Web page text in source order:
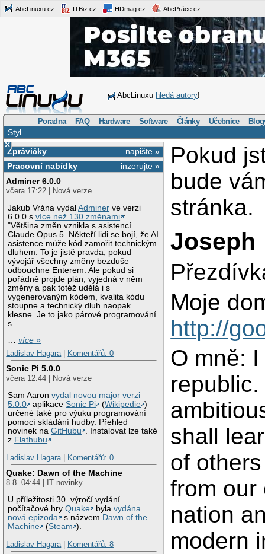
AbcLinuxu.cz ITBiz.cz HDmag.cz AbcPráce.cz
AbcLinuxu hledá autory!
Poradna FAQ Hardware Software Články Učebnice
Styl
×
napište »
Zprávičky
inzerujte »
Pracovní nabídky
Adminer 6.0.0
včera 17:22 | Nová verze
Jakub Vrána vydalAdminer ve verzi
6.0.0 svíce než 130 změnami :
"Většina změn vznikla s asistencí
Claude Opus 5. Někteří lidi se bojí, že AI
asistence může kód zamořit technickým
dluhem. To je jistě pravda, pokud
vývojář všechny změny bezduše
odbouchne Enterem. Ale pokud si
pořádně projde plán, vyjedná v něm
změny a pak totéž udělá i s
vygenerovaným kódem, kvalita kódu
stoupne a technický dluh naopak
klesne. Je to jako párové programování
s
…více »
Ladislav Hagara
Komentářů: 0
Sonic Pi 5.0.0
včera 12:44 | Nová verze
Sam Aaronvydal novou major verzi
5.0.0
aplikaceSonic Pi (Wikipedie )
určené také pro výuku programování
pomocí skládání hudby. Přehled
novinek naGitHubu . Instalovat lze také
z Flathubu .
Ladislav Hagara
Komentářů: 0
Quake: Dawn of the Machine
8.8. 04:44 | IT novinky
U příležitosti 30. výročí vydání
počítačové hryQuake bylavydána
nová epizoda
s názvem Dawn of the
Machine
(Steam ).
Ladislav Hagara
Komentářů: 8
Pokud
bude
stránka.
Joseph
Moje
http://
O mně:
shall
of
from our
nation
modern